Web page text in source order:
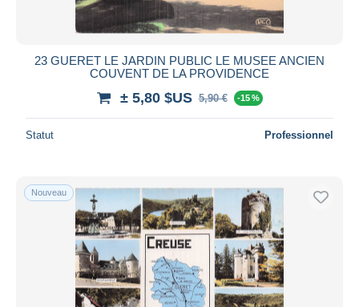
23 GUERET LE JARDIN PUBLIC LE MUSEE ANCIEN
COUVENT DE LA PROVIDENCE
± 5,80 $US 5,90 € -15 %
Statut Professionnel
Nouveau